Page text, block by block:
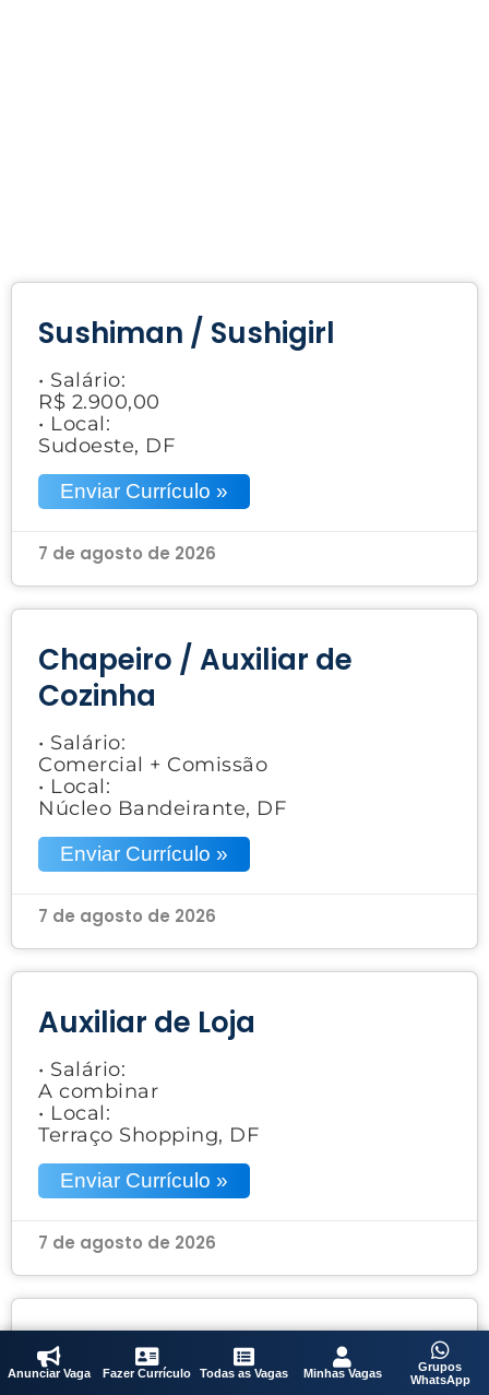
Sushiman / Sushigirl
• Salário:
R$ 2.900,00
• Local:
Sudoeste, DF
Enviar Currículo »
7 de agosto de 2026
Chapeiro / Auxiliar de
Cozinha
• Salário:
Comercial + Comissão
• Local:
Núcleo Bandeirante, DF
Enviar Currículo »
7 de agosto de 2026
Auxiliar de Loja
• Salário:
A combinar
• Local:
Terraço Shopping, DF
Enviar Currículo »
7 de agosto de 2026
Auxiliar de Cozinha /
Saladeiro
Anunciar Vaga Fazer Currículo Todas as Vagas Minhas Vagas
Grupos
WhatsApp